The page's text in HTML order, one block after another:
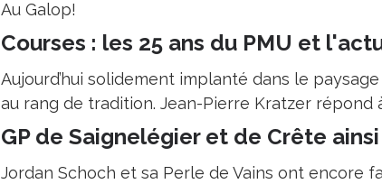
Au Galop!
Courses : les 25 ans du PMU et
Aujourd’hui solidement implanté dans le
au rang de tradition. Jean-Pierre Kratzer répond
GP de Saignelégier et de Crête
Jordan Schoch et sa Perle de Vains ont encore